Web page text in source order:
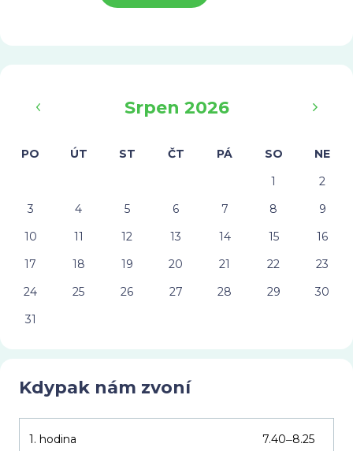
Srpen 2026
PO ÚT ST ČT PÁ SO
NE
1
2
3
4 5 6 7 8
9
10
11 12 13 14 15
16
17
18 19 20 21 22
23
24
25 26 27 28 29
30
31
Kdypak nám zvoní
1. hodina 7.40–8.25